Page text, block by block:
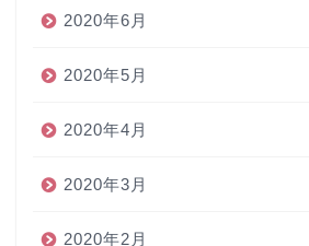
2020年6月
2020年5月
2020年4月
2020年3月
2020年2月